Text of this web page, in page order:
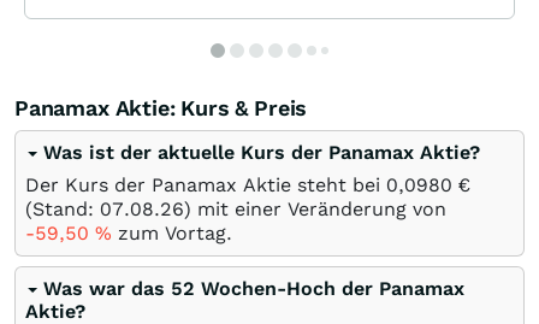
Panamax Aktie: Kurs & Preis
Was ist der aktuelle Kurs der Panamax Aktie?
Der Kurs der Panamax Aktie steht bei 0,0980 €
(Stand: 07.08.26) mit einer Veränderung von
-59,50 % zum Vortag.
Was war das 52 Wochen-Hoch der Panamax
Aktie?